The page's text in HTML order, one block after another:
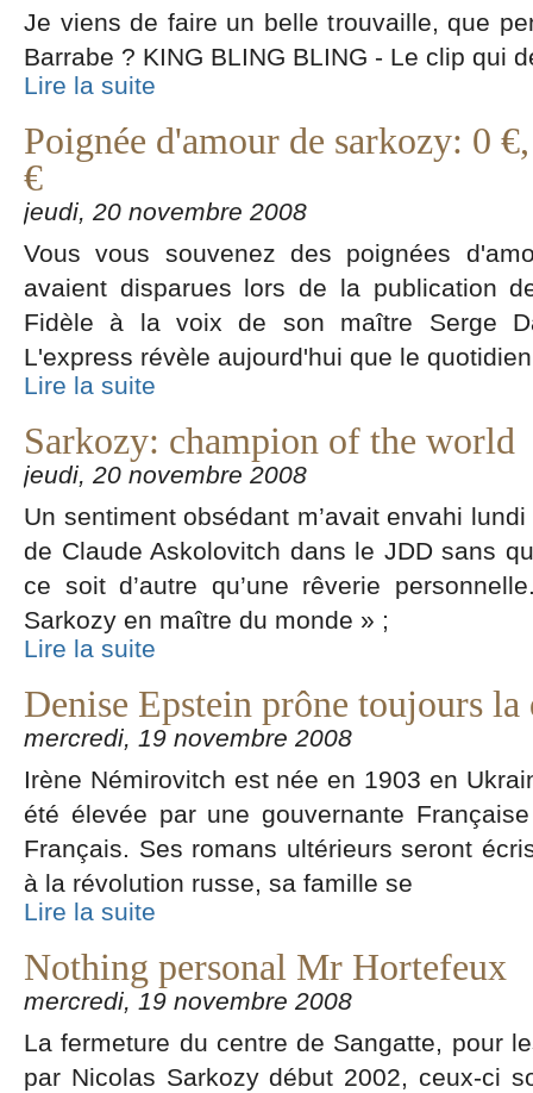
Je viens de faire un belle trouvaille, que
Barrabe ? KING BLING BLING - Le clip qui
Lire la suite
Poignée d'amour de sarkozy: 0
€
jeudi, 20 novembre 2008
Vous vous souvenez des poignées
avaient disparues lors de la publication
Fidèle à la voix de son maître Serge
L'express révèle aujourd'hui que le quotidien
Lire la suite
Sarkozy: champion of the world
jeudi, 20 novembre 2008
Un sentiment obsédant m’avait envahi
de Claude Askolovitch dans le JDD sans
ce soit d’autre qu’une rêverie
Sarkozy en maître du monde » ;
Lire la suite
Denise Epstein prône toujours la
mercredi, 19 novembre 2008
Irène Némirovitch est née en 1903 en
été élevée par une gouvernante
Français. Ses romans ultérieurs seront
à la révolution russe, sa famille se
Lire la suite
Nothing personal Mr Hortefeux
mercredi, 19 novembre 2008
La fermeture du centre de Sangatte, pour
par Nicolas Sarkozy début 2002, ceux-ci